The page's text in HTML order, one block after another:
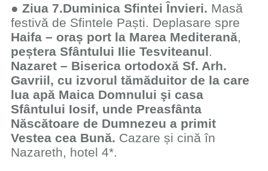
● Ziua 7.Duminica Sfintei Învieri. Masă
festivă de Sfintele Paști. Deplasare spre
Haifa – oraș port la Marea Mediterană,
peștera Sfântului Ilie Tesviteanul.
Nazaret – Biserica ortodoxă Sf. Arh.
Gavriil, cu izvorul tămăduitor de la care
lua apă Maica Domnului şi casa
Sfântului Iosif, unde Preasfânta
Născătoare de Dumnezeu a primit
Vestea cea Bună. Cazare și cină în
Nazareth, hotel 4*.